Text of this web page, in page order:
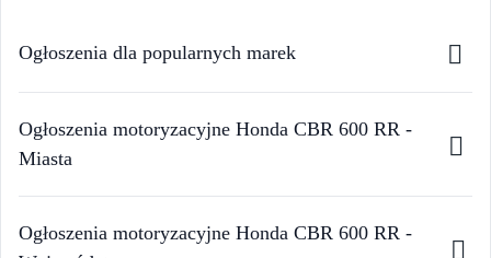
Ogłoszenia dla popularnych marek
Ogłoszenia motoryzacyjne Honda CBR 600 RR -
Miasta
Ogłoszenia motoryzacyjne Honda CBR 600 RR -